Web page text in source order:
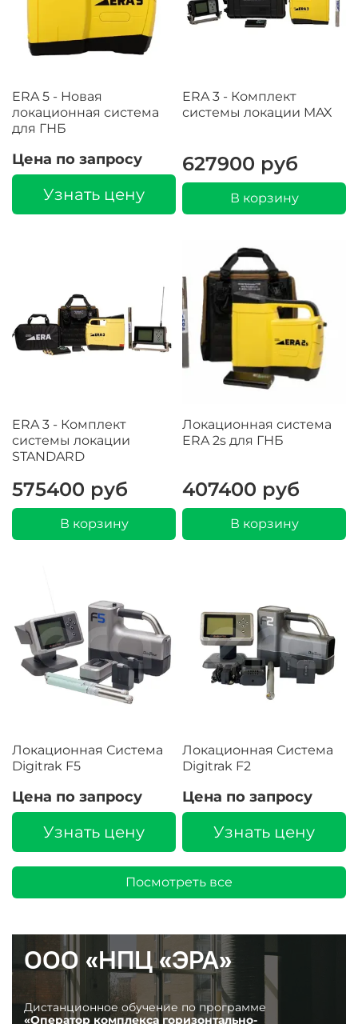
ERA 5 - Новая
локационная система
для ГНБ
Цена по запросу
Узнать цену
ERA 3 - Комплект
системы локации MAX
627900 руб
В корзину
ERA 3 - Комплект
системы локации
STANDARD
575400 руб
В корзину
Локационная система
ERA 2s для ГНБ
407400 руб
В корзину
Локационная Система
Digitrak F5
Цена по запросу
Узнать цену
Локационная Система
Digitrak F2
Цена по запросу
Узнать цену
Посмотреть все
ООО «НПЦ «ЭРА»
Дистанционное обучение по программе
«Оператор комплекса горизонтально-